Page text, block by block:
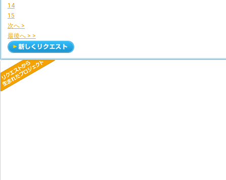
14
15
次へ >
最後へ > >